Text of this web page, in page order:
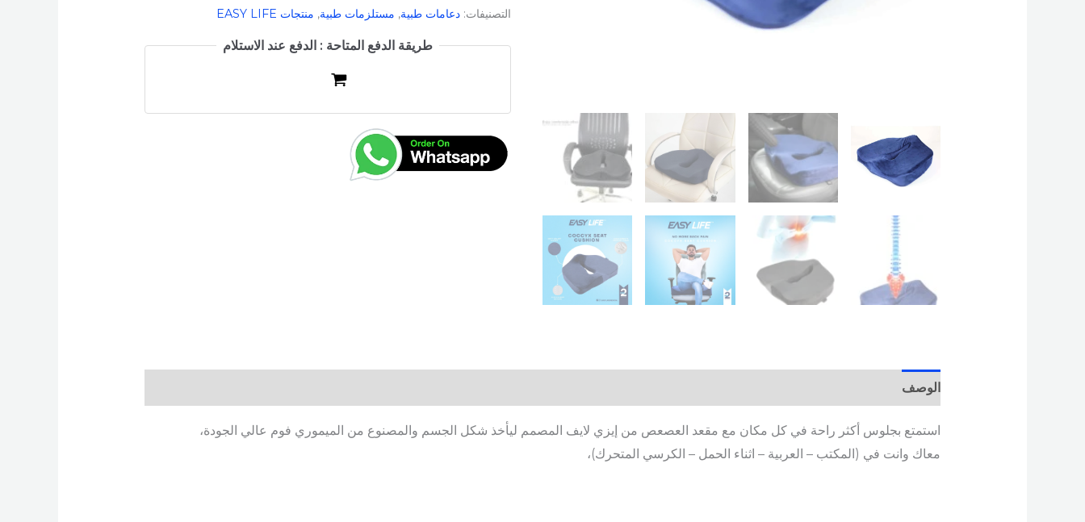
أسفل
الفقري
الديسك
التصنيفات:دعامات طبية, مستلزمات طبية, منتجات EASY LIFE
طريقة الدفع المتاحة : الدفع عند الاستلام
الوصف
استمتع بجلوس أكثر راحة في كل مكان مع مقعد العصعص من إيزي لايف المصمم ليأخذ شكل الجسم والمصنوع من الميموري فوم عالي الجودة،
معاك وانت في (المكتب – العربية – اثناء الحمل – الكرسي المتحرك)،